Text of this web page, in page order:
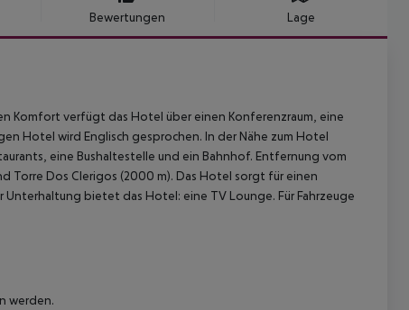
Bewertungen Lage
Komfort verfügt das Hotel über einen Konferenzraum, eine
Hotel wird Englisch gesprochen. In der Nähe zum Hotel
eine Bushaltestelle und ein Bahnhof. Entfernung vom
Torre Dos Clerigos (2000 m). Das Hotel sorgt für einen
bietet das Hotel: eine TV Lounge. Für Fahrzeuge
werden.